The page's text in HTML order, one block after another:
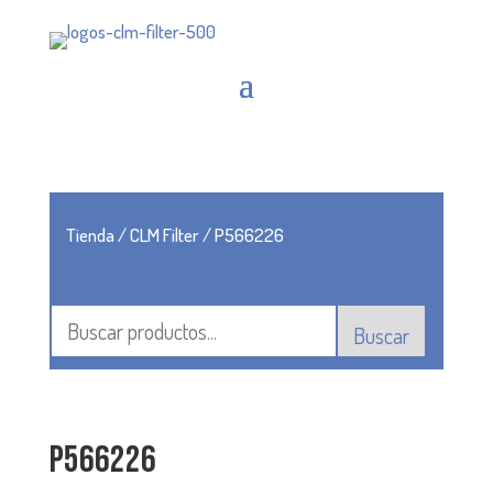
Tienda/CLM Filter/ P566226
Buscar
P566226